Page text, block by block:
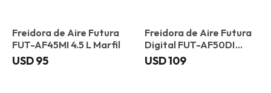
Freidora de Aire Futura
FUT-AF45MI 4.5 L Marfil
USD95
Freidora de Aire Futura
Digital FUT-AF50DI
Marfil
USD109